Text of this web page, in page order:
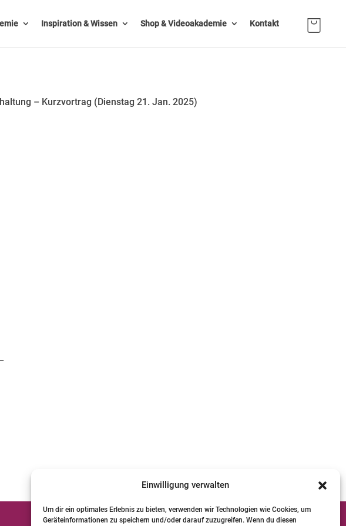
Einwilligung verwalten
Um dir ein optimales Erlebnis zu bieten, verwenden wir Technologien wie Cookies, um
Geräteinformationen zu speichern und/oder darauf zuzugreifen. Wenn du diesen
Inspiration & Wissen Shop & Videoakademie Kontakt
– Kurzvortrag (Dienstag 21. Jan. 2025)